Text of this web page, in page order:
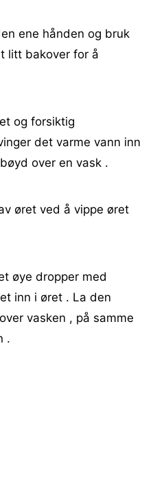
ene hånden og bruk
litt bakover for å
og forsiktig
det varme vann inn
over en vask .
øret ved å vippe øret
øye dropper med
inn i øret . La den
vasken , på samme
.